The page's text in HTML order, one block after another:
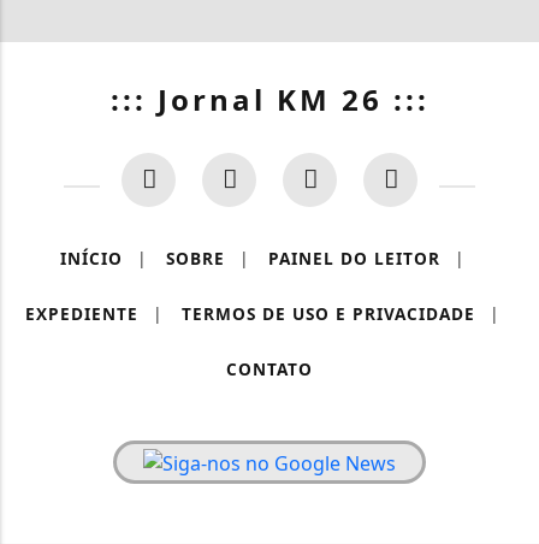
::: Jornal KM 26 :::
INÍCIO | SOBRE | PAINEL DO LEITOR |
EXPEDIENTE | TERMOS DE USO E PRIVACIDADE |
CONTATO